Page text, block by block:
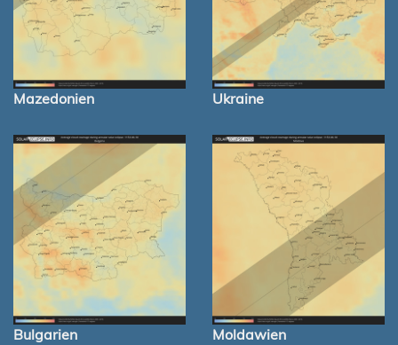
Mazedonien Ukraine
Bulgarien Moldawien